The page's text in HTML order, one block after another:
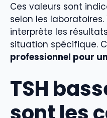
Ces valeurs sont
selon les
interprète les
situation spécifique.
professionnel pour
TSH